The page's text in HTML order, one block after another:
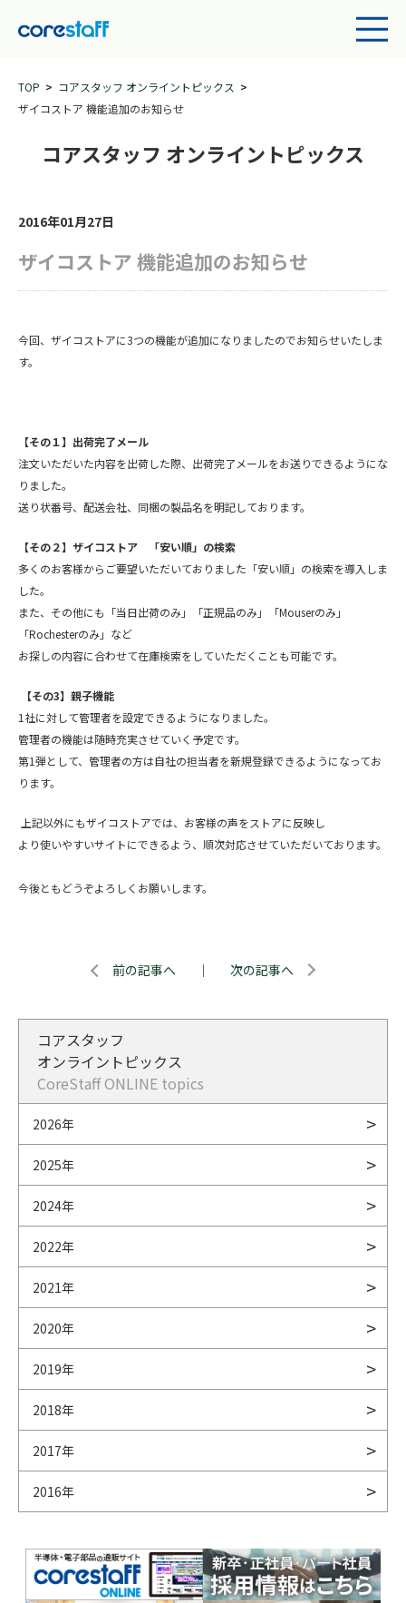
TOP
コアスタッフ オンライントピックス
ザイコストア 機能追加のお知らせ
コアスタッフ オンライントピックス
2016年01月27日
ザイコストア 機能追加のお知らせ
今回、ザイコストアに3つの機能が追加になりましたのでお知らせいたしま
す。
【その１】出荷完了メール
注文いただいた内容を出荷した際、出荷完了メールをお送りできるようにな
りました。
送り状番号、配送会社、同梱の製品名を明記しております。
【その２】ザイコストア 「安い順」の検索
多くのお客様からご要望いただいておりました「安い順」の検索を導入しま
した。
また、その他にも「当日出荷のみ」「正規品のみ」「Mouserのみ」
「Rochesterのみ」など
お探しの内容に合わせて在庫検索をしていただくことも可能です。
【その3】親子機能
1社に対して管理者を設定できるようになりました。
管理者の機能は随時充実させていく予定です。
第1弾として、管理者の方は自社の担当者を新規登録できるようになってお
ります。
上記以外にもザイコストアでは、お客様の声をストアに反映し
より使いやすいサイトにできるよう、順次対応させていただいております。
今後ともどうぞよろしくお願いします。
前の記事へ ｜ 次の記事へ
コアスタッフ
オンライントピックス
CoreStaff ONLINE topics
2026年
2025年
2024年
2022年
2021年
2020年
2019年
2018年
2017年
2016年